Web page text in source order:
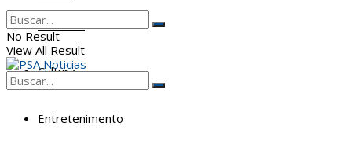
Poderes
Cultura
Entretenimento
No Result
View All Result
View All Result